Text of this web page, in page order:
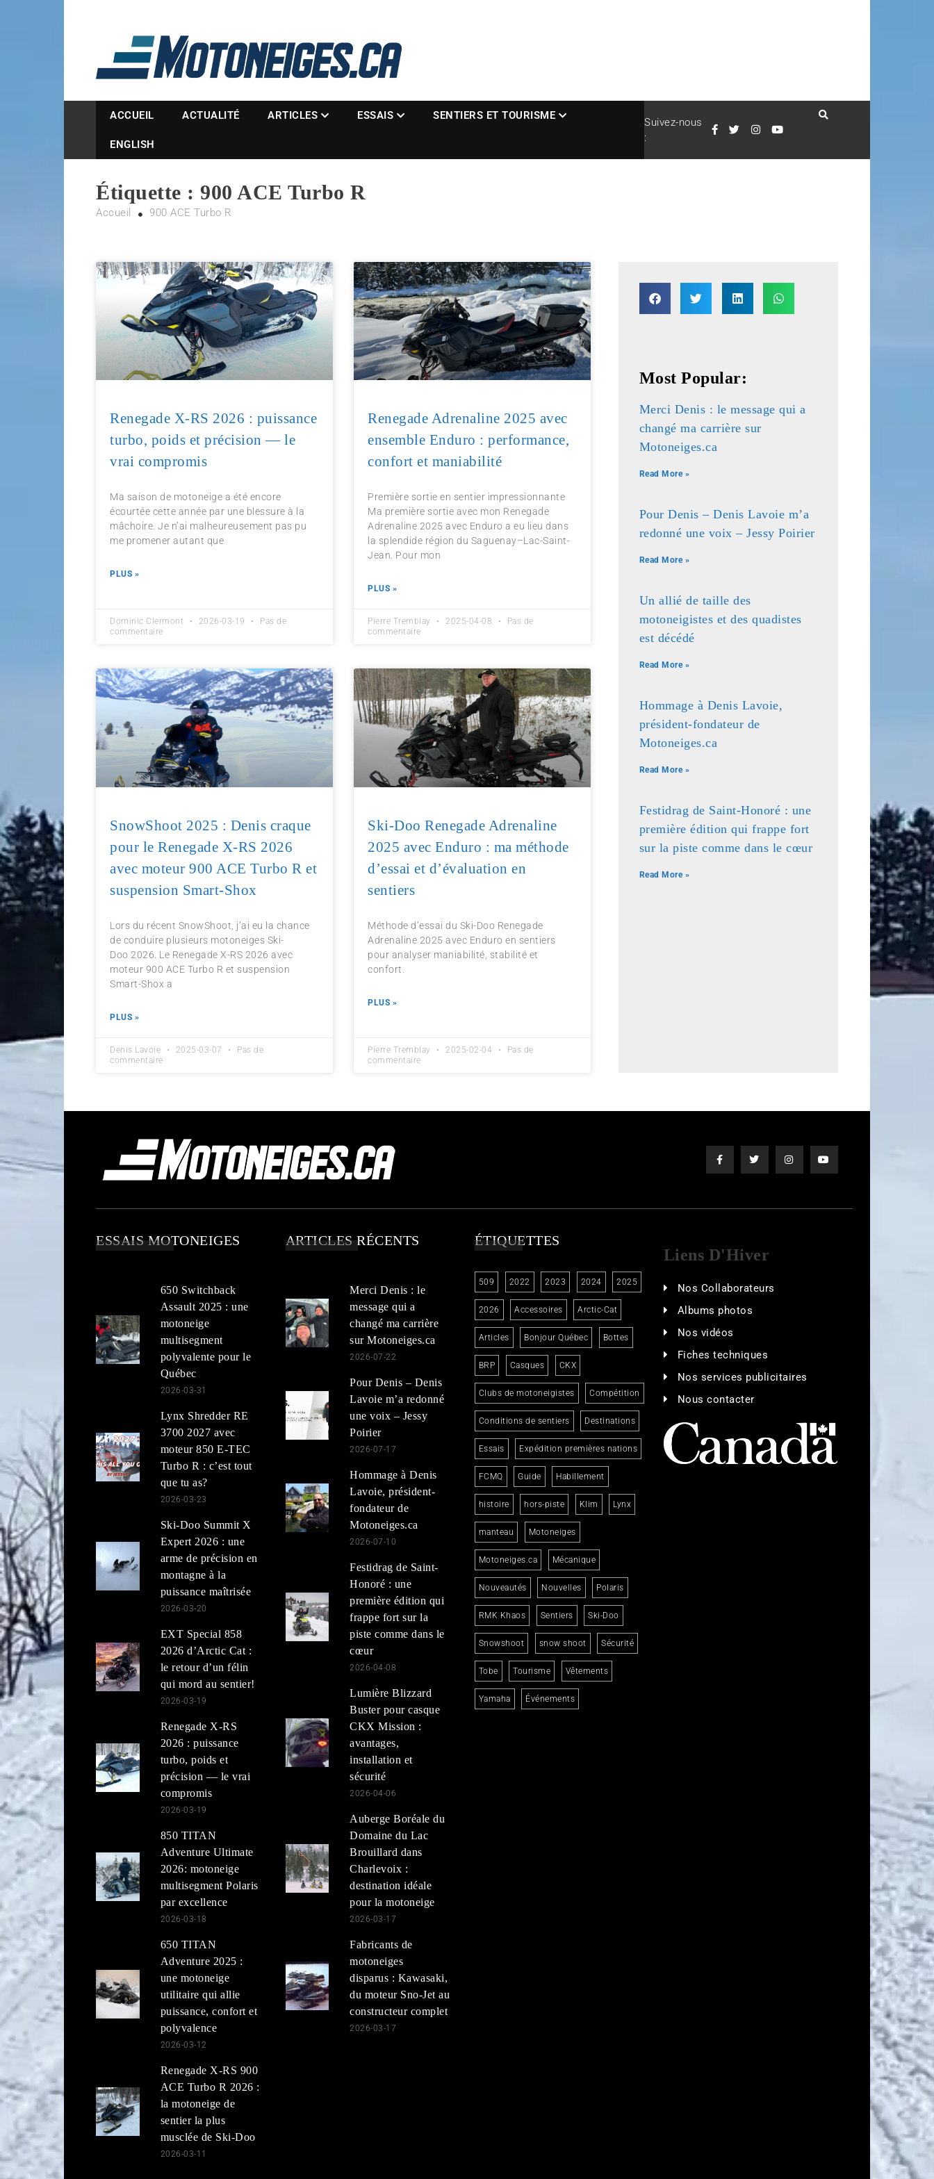
Magazine Motoneiges.ca
ACCUEIL ACTUALITÉ ARTICLES ESSAIS SENTIERS ET TOURISME
ENGLISH
Suivez-nous
:
Étiquette :900 ACE Turbo R
Accueil 900 ACE Turbo R
Renegade X-RS 2026 : puissance
turbo, poids et précision — le
vrai compromis
Ma saison de motoneige a été encore
écourtée cette année par une blessure à la
mâchoire. Je n’ai malheureusement pas pu
me promener autant que
PLUS »
Dominic Clermont 2026-03-19
Pas de
commentaire
Renegade Adrenaline 2025 avec
ensemble Enduro : performance,
confort et maniabilité
Première sortie en sentier impressionnante
Ma première sortie avec mon Renegade
Adrenaline 2025 avec Enduro a eu lieu dans
la splendide région du Saguenay–Lac-Saint-
Jean. Pour mon
PLUS »
Pierre Tremblay 2025-04-08
Pas de
commentaire
SnowShoot 2025 : Denis craque
pour le Renegade X-RS 2026
avec moteur 900 ACE Turbo R et
suspension Smart-Shox
Lors du récent SnowShoot, j’ai eu la chance
de conduire plusieurs motoneiges Ski-
Doo 2026. Le Renegade X-RS 2026 avec
moteur 900 ACE Turbo R et suspension
Smart-Shox a
PLUS »
Denis Lavoie 2025-03-07
Pas de
commentaire
Ski-Doo Renegade Adrenaline
2025 avec Enduro : ma méthode
d’essai et d’évaluation en
sentiers
Méthode d’essai du Ski-Doo Renegade
Adrenaline 2025 avec Enduro en sentiers
pour analyser maniabilité, stabilité et
confort.
PLUS »
Pierre Tremblay 2025-02-04
Pas de
commentaire
Most Popular:
Merci Denis : le message qui a
changé ma carrière sur
Motoneiges.ca
Read More »
Pour Denis – Denis Lavoie m’a
redonné une voix – Jessy Poirier
Read More »
Un allié de taille des
motoneigistes et des quadistes
est décédé
Read More »
Hommage à Denis Lavoie,
président-fondateur de
Motoneiges.ca
Read More »
Festidrag de Saint-Honoré : une
première édition qui frappe fort
sur la piste comme dans le cœur
Read More »
ESSAIS MOTONEIGES
650 Switchback
Assault 2025 : une
motoneige
multisegment
polyvalente pour le
Québec
2026-03-31
Lynx Shredder RE
3700 2027 avec
moteur 850 E-TEC
Turbo R : c’est tout
que tu as?
2026-03-23
Ski-Doo Summit X
Expert 2026 : une
arme de précision en
montagne à la
puissance maîtrisée
2026-03-20
EXT Special 858
2026 d’Arctic Cat :
le retour d’un félin
qui mord au sentier!
2026-03-19
Renegade X-RS
2026 : puissance
turbo, poids et
précision — le vrai
compromis
2026-03-19
850 TITAN
Adventure Ultimate
2026: motoneige
multisegment Polaris
par excellence
2026-03-18
650 TITAN
Adventure 2025 :
une motoneige
utilitaire qui allie
puissance, confort et
polyvalence
2026-03-12
Renegade X-RS 900
ACE Turbo R 2026 :
la motoneige de
sentier la plus
musclée de Ski-Doo
2026-03-11
ARTICLES RÉCENTS
Merci Denis : le
message qui a
changé ma carrière
sur Motoneiges.ca
2026-07-22
Pour Denis – Denis
Lavoie m’a redonné
une voix – Jessy
Poirier
2026-07-17
Hommage à Denis
Lavoie, président-
fondateur de
Motoneiges.ca
2026-07-10
Festidrag de Saint-
Honoré : une
première édition qui
frappe fort sur la
piste comme dans le
cœur
2026-04-08
Lumière Blizzard
Buster pour casque
CKX Mission :
avantages,
installation et
sécurité
2026-04-06
Auberge Boréale du
Domaine du Lac
Brouillard dans
Charlevoix :
destination idéale
pour la motoneige
2026-03-17
Fabricants de
motoneiges
disparus : Kawasaki,
du moteur Sno-Jet au
constructeur complet
2026-03-17
ÉTIQUETTES
509 2022 2023 2024 2025
2026 Accessoires Arctic-Cat
Articles Bonjour Québec Bottes
BRP Casques CKX
Clubs de motoneigistes Compétition
Conditions de sentiers Destinations
Essais Expédition premières nations
FCMQ Guide Habillement
histoire hors-piste Klim Lynx
manteau Motoneiges
Motoneiges.ca Mécanique
Nouveautés Nouvelles Polaris
RMK Khaos Sentiers Ski-Doo
Snowshoot snow shoot Sécurité
Tobe Tourisme Vêtements
Yamaha Événements
Liens D'Hiver
Nos Collaborateurs
Albums photos
Nos vidéos
Fiches techniques
Nos services publicitaires
Nous contacter